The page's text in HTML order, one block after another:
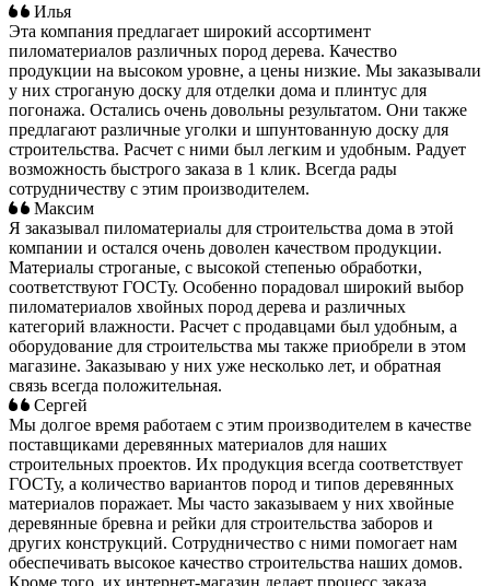
Илья
Эта компания предлагает широкий ассортимент
пиломатериалов различных пород дерева. Качество
продукции на высоком уровне, а цены низкие. Мы заказывали
у них строганую доску для отделки дома и плинтус для
погонажа. Остались очень довольны результатом. Они также
предлагают различные уголки и шпунтованную доску для
строительства. Расчет с ними был легким и удобным. Радует
возможность быстрого заказа в 1 клик. Всегда рады
сотрудничеству с этим производителем.
Максим
Я заказывал пиломатериалы для строительства дома в этой
компании и остался очень доволен качеством продукции.
Материалы строганые, с высокой степенью обработки,
соответствуют ГОСТу. Особенно порадовал широкий выбор
пиломатериалов хвойных пород дерева и различных
категорий влажности. Расчет с продавцами был удобным, а
оборудование для строительства мы также приобрели в этом
магазине. Заказываю у них уже несколько лет, и обратная
связь всегда положительная.
Сергей
Мы долгое время работаем с этим производителем в качестве
поставщиками деревянных материалов для наших
строительных проектов. Их продукция всегда соответствует
ГОСТу, а количество вариантов пород и типов деревянных
материалов поражает. Мы часто заказываем у них хвойные
деревянные бревна и рейки для строительства заборов и
других конструкций. Сотрудничество с ними помогает нам
обеспечивать высокое качество строительства наших домов.
Кроме того, их интернет-магазин делает процесс заказа